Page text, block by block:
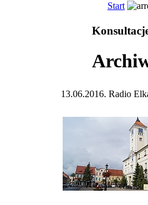
Start
13.06.2016. Radio